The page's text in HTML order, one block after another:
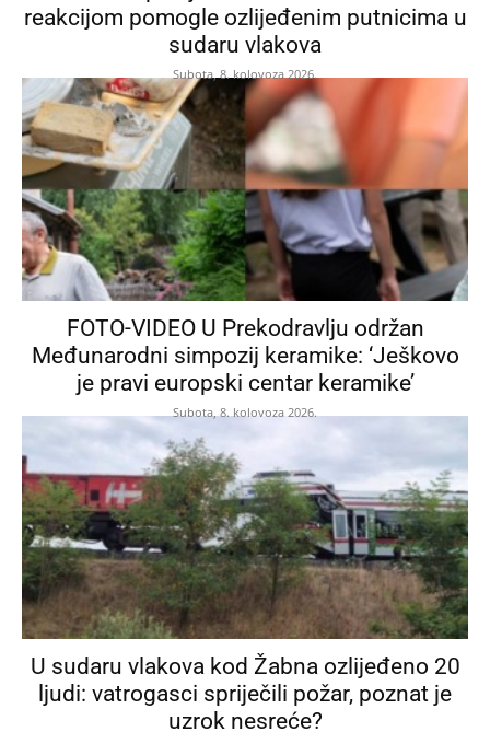
reakcijom pomogle ozlijeđenim putnicima u
sudaru vlakova
Subota, 8. kolovoza 2026.
FOTO-VIDEO U Prekodravlju održan
Međunarodni simpozij keramike: ‘Ješkovo
je pravi europski centar keramike’
Subota, 8. kolovoza 2026.
U sudaru vlakova kod Žabna ozlijeđeno 20
ljudi: vatrogasci spriječili požar, poznat je
uzrok nesreće?